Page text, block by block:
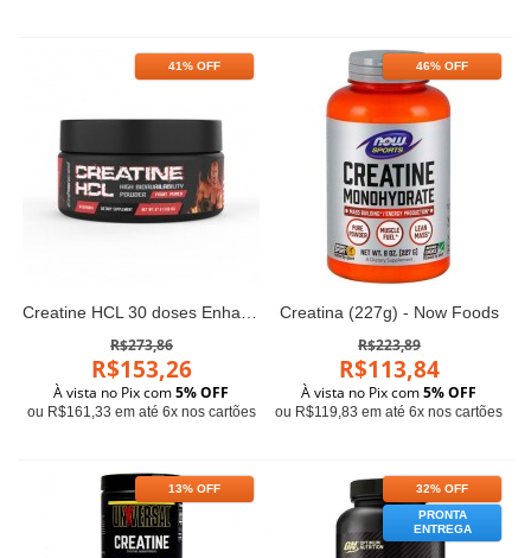
41% OFF
Creatine HCL 30 doses Enhanced
R$273,86
R$153,26
À vista no Pix com5% OFF
ou R$161,33 em até 6x nos cartões
46% OFF
Creatina (227g) - Now Foods
R$223,89
R$113,84
À vista no Pix com5% OFF
ou R$119,83 em até 6x nos cartões
13% OFF
32% OFF
PRONTA
ENTREGA